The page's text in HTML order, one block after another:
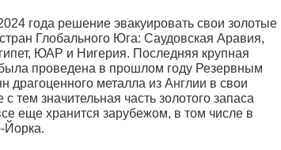
года решение эвакуировать свои золотые
Глобального Юга: Саудовская Аравия,
ЮАР и Нигерия. Последняя крупная
проведена в прошлом году Резервным
драгоценного металла из Англии в свои
значительная часть золотого запаса
еще хранится зарубежом, в том числе в
Йорка.